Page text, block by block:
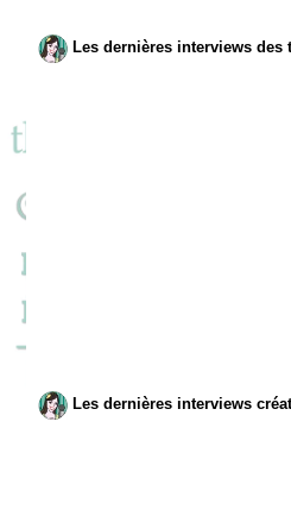
Les dernières interviews des
Les dernières interviews